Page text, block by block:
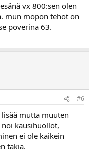
vx 800:sen olen
mun mopon tehot on
poverina 63.
#6
mutta muuten
noi kausihuollot,
ei ole kaikein
takia.